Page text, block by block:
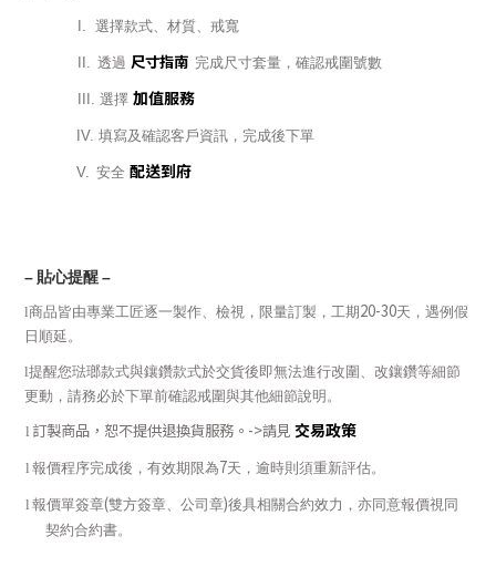
I. 選擇款式、材質、戒寬
II. 透過 尺寸指南 完成尺寸套量，確認戒圍號數
III. 選擇 加值服務
IV. 填寫及確認客戶資訊，完成後下單
V. 安全配送到府
– 貼心提醒–
l商品皆由專業工匠逐一製作、檢視，限量訂製，工期20-30天，遇例假
日順延。
l提醒您琺瑯款式與鑲鑽款式於交貨後即無法進行改圍、改鑲鑽等細節
更動，請務必於下單前確認戒圍與其他細節說明。
l 訂製商品，恕不提供退換貨服務。 ->請見 交易政策
l 報價程序完成後，有效期限為7天，逾時則須重新評估。
l 報價單簽章(雙方簽章、公司章)後具相關合約效力，亦同意報價視同
契約合約書。